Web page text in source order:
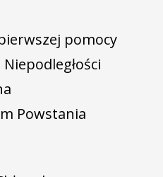
pomocy
Powstania